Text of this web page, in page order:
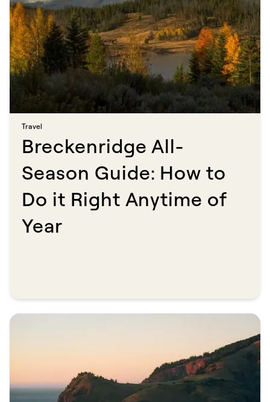
Travel​​​​‌ ‍ ​‍​‍‌‍ ‌ ​‍‌‍‍‌‌‍‌ ‌‍‍‌‌‍ ‍​‍​‍​ ‍‍​‍​‍‌ ​ ‌‍​‌‌‍ ‍‌‍‍‌‌ ‌​‌ ‍‌​‍ ‍‌‍‍‌‌‍ ​‍​‍​‍ ​​‍​‍‌‍‍​‌ ​‍‌‍‌‌‌‍‌‍​‍​‍​ ‍‍​‍​‍​‍ ‌ ​ ‌ ‌​‌ ‌‌‌‍‌​‌‍‍‌‌‍ ​‍ ‌‍‍‌‌‍ ‍‌ ‌​‌‍‌‌‌‍ ‍‌ ‌​​‍ ‌‍‌‌‌‍‌​‌‍‍‌‌ ‌​​‍ ‌‍ ‌‌‍ ‌‍‌​‌‍‌‌​ ‌‌ ​​‌ ​‍‌‍‌‌‌ ​ ‌‍‌‌‌‍ ‍‌ ‌​‌‍​‌‌ ‌​‌‍‍‌‌‍ ‌‍ ‍​ ‍ ‌‍‍‌‌‍‌​​ ‌‌‍‌‍​ ‍​‌‍​‍​ ​​​ ‌​​ ​ ​ ​‍‌‍​‍​‍ ‌‌‍​‌​ ​ ​ ​‍​ ​ ​‍ ‌​ ‌​​ ​ ‌‍‌‍​ ‌‍​‍ ‌​ ‍‌​ ‌‌​ ​‌​ ‌‍​‍ ‌​ ​​​ ‌ ‌‍​ ‌‍​ ​ ‌‍​ ‌‍‌‍‌‌‌‍‌‍​ ‍​​ ‌ ‌‍​‍‌‍‌​​ ‍ ‌ ‌​‌ ‍‌‌ ​​‌‍‌‌​ ‌‌‍​ ‌‍​‌‌ ‌​‌‍‌‌‌‍‌ ‌‍ ‌ ​‍‌ ‍‌​ ‍ ‌ ​​‌‍​‌‌ ‌​‌‍‍​​ ‌‌ ‌​‌‍‍‌‌ ‌​‌‍ ​‌‍‌‌​ ‌‍​‍‌‍​‌‌ ​ ‌‍‌‌‌‌‌‌‌ ​‍‌‍ ​​ ‌​‍‌‌​ ​‍‌​‌‍‌ ​ ‌ ‌​‌ ‌‌‌‍‌​‌‍‍‌‌‍ ​‍‌‍‌‍‍‌‌‍‌​​ ‌‌‍‌‍​ ‍​‌‍​‍​ ​​​ ‌​​ ​ ​ ​‍‌‍​‍​‍ ‌‌‍​‌​ ​ ​ ​‍​ ​ ​‍ ‌​ ‌​​ ​ ‌‍‌‍​ ‌‍​‍ ‌​ ‍‌​ ‌‌​ ​‌​ ‌‍​‍ ‌​ ​​​ ‌ ‌‍​ ‌‍​ ​ ‌‍​ ‌‍‌‍‌‌‌‍‌‍​ ‍​​ ‌ ‌‍​‍‌‍‌​​‍‌‍‌ ‌​‌ ‍‌‌ ​​‌‍‌‌​ ‌‌‍​ ‌‍​‌‌ ‌​‌‍‌‌‌‍‌ ‌‍ ‌ ​‍‌ ‍‌​‍‌‍‌ ​​‌‍​‌‌ ‌​‌‍‍​​ ‌‌ ‌​‌‍‍‌‌ ‌​‌‍ ​‌‍‌‌​‍‌‍‌ ​​‌‍‌‌‌ ​‍‌ ​ ‌ ​​‌‍‌‌‌‍​ ‌ ‌​‌‍‍‌‌ ‌‍‌‍‌‌​ ‌‌ ​​‌ ‌‌‌‍​‍‌‍ ​‌‍‍‌‌ ​ ‌‍‍​‌‍‌‌‌‍‌​​‍​‍‌ ‌
Breckenridge All-
Season Guide: How to
Do it Right Anytime of
Year ​​​​‌ ‍ ​‍​‍‌‍ ‌ ​‍‌‍‍‌‌‍‌ ‌‍‍‌‌‍ ‍​‍​‍​ ‍‍​‍​‍‌ ​ ‌‍​‌‌‍ ‍‌‍‍‌‌ ‌​‌ ‍‌​‍ ‍‌‍‍‌‌‍ ​‍​‍​‍ ​​‍​‍‌‍‍​‌ ​‍‌‍‌‌‌‍‌‍​‍​‍​ ‍‍​‍​‍​‍ ‌ ​ ‌ ‌​‌ ‌‌‌‍‌​‌‍‍‌‌‍ ​‍ ‌‍‍‌‌‍ ‍‌ ‌​‌‍‌‌‌‍ ‍‌ ‌​​‍ ‌‍‌‌‌‍‌​‌‍‍‌‌ ‌​​‍ ‌‍ ‌‌‍ ‌‍‌​‌‍‌‌​ ‌‌ ​​‌ ​‍‌‍‌‌‌ ​ ‌‍‌‌‌‍ ‍‌ ‌​‌‍​‌‌ ‌​‌‍‍‌‌‍ ‌‍ ‍​ ‍ ‌‍‍‌‌‍‌​​ ‌​ ​‌​ ​‍‌‍‌‌​ ​ ​ ​‍‌‍​‌‌‍​‌​ ‍​​‍ ‌‌‍​‍​ ‌ ‌‍​ ​ ‍​​‍ ‌​ ‌​‌‍​‌​ ‌ ​ ‌‍​‍ ‌‌‍​‍‌‍​ ​ ‌‍​ ‍​​‍ ‌​ ​​​ ‍​‌‍‌‌‌‍‌‍‌‍‌‌​ ‍​‌‍​‍​ ‍​‌‍​‌​ ‍‌​ ‍‌​ ​ ​ ‍ ‌ ‌​‌ ‍‌‌ ​​‌‍‌‌​ ‌‌ ​​‌‍ ‌ ​ ‌ ‌​​ ‍ ‌ ​​‌‍​‌‌ ‌​‌‍‍​​ ‌‌ ‌​‌‍‍‌‌ ‌​‌‍ ​‌‍‌‌​ ‌‍​‍‌‍​‌‌ ​ ‌‍‌‌‌‌‌‌‌ ​‍‌‍ ​​ ‌​‍‌‌​ ​‍‌​‌‍‌ ​ ‌ ‌​‌ ‌‌‌‍‌​‌‍‍‌‌‍ ​‍‌‍‌‍‍‌‌‍‌​​ ‌​ ​‌​ ​‍‌‍‌‌​ ​ ​ ​‍‌‍​‌‌‍​‌​ ‍​​‍ ‌‌‍​‍​ ‌ ‌‍​ ​ ‍​​‍ ‌​ ‌​‌‍​‌​ ‌ ​ ‌‍​‍ ‌‌‍​‍‌‍​ ​ ‌‍​ ‍​​‍ ‌​ ​​​ ‍​‌‍‌‌‌‍‌‍‌‍‌‌​ ‍​‌‍​‍​ ‍​‌‍​‌​ ‍‌​ ‍‌​ ​ ​‍‌‍‌ ‌​‌ ‍‌‌ ​​‌‍‌‌​ ‌‌ ​​‌‍ ‌ ​ ‌ ‌​​‍‌‍‌ ​​‌‍​‌‌ ‌​‌‍‍​​ ‌‌ ‌​‌‍‍‌‌ ‌​‌‍ ​‌‍‌‌​‍‌‍‌ ​​‌‍‌‌‌ ​‍‌ ​ ‌ ​​‌‍‌‌‌‍​ ‌ ‌​‌‍‍‌‌ ‌‍‌‍‌‌​ ‌‌ ​​‌ ‌‌‌‍​‍‌‍ ​‌‍‍‌‌ ​ ‌‍‍​‌‍‌‌‌‍‌​​‍​‍‌ ‌